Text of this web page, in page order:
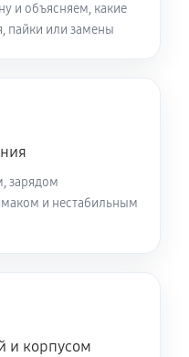
и объясняем, какие
пайки или замены
зарядом
и нестабильным
и корпусом